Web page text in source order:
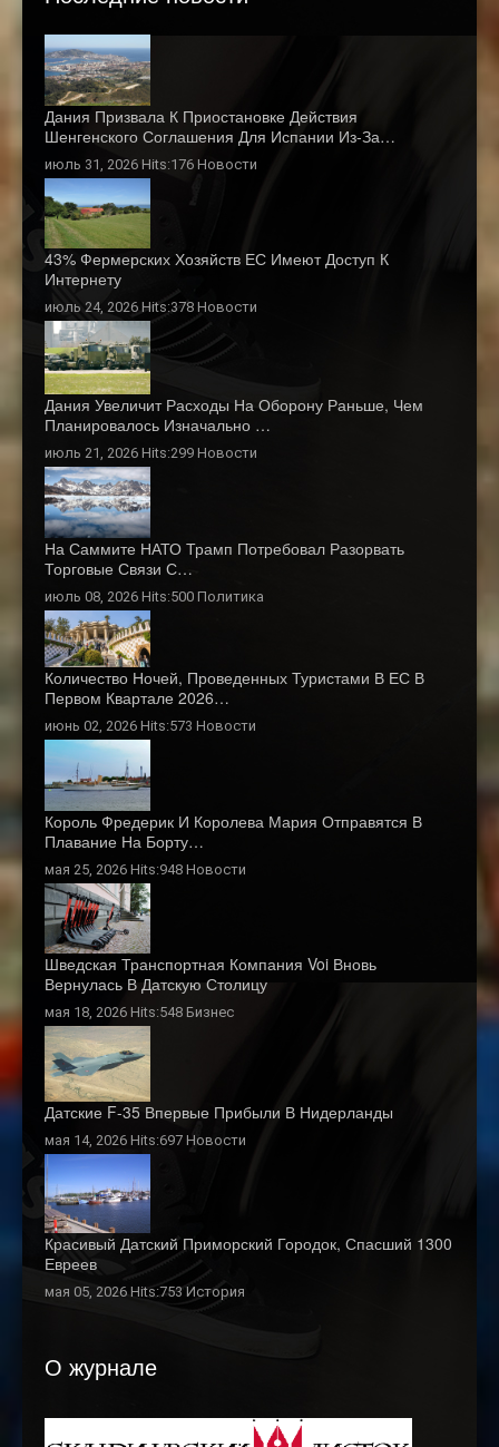
Дания Призвала К Приостановке Действия
Шенгенского Соглашения Для Испании Из-За…
июль 31, 2026 Hits:176 Новости
43% Фермерских Хозяйств ЕС Имеют Доступ К
Интернету
июль 24, 2026 Hits:378 Новости
Дания Увеличит Расходы На Оборону Раньше, Чем
Планировалось Изначально …
июль 21, 2026 Hits:299 Новости
На Саммите НАТО Трамп Потребовал Разорвать
Торговые Связи С…
июль 08, 2026 Hits:500 Политика
Количество Ночей, Проведенных Туристами В ЕС В
Первом Квартале 2026…
июнь 02, 2026 Hits:573 Новости
Король Фредерик И Королева Мария Отправятся В
Плавание На Борту…
мая 25, 2026 Hits:948 Новости
Шведская Транспортная Компания Voi Вновь
Вернулась В Датскую Столицу
мая 18, 2026 Hits:548 Бизнес
Датские F-35 Впервые Прибыли В Нидерланды
мая 14, 2026 Hits:697 Новости
Красивый Датский Приморский Городок, Спасший 1300
Евреев
мая 05, 2026 Hits:753 История
О журнале